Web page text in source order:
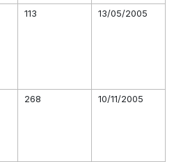
113 13/05/2005
268 10/11/2005